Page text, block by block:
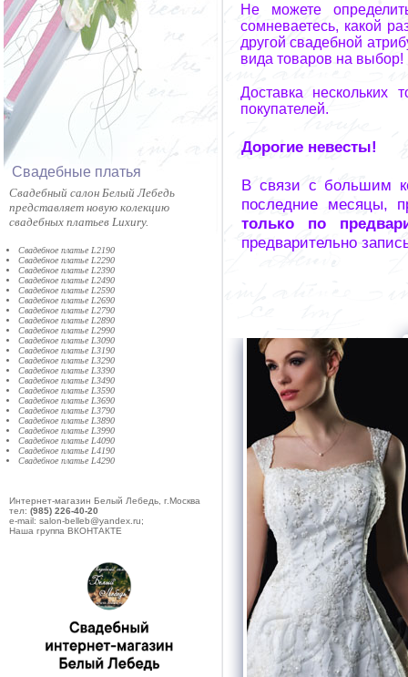
Cвадебные платья
Cвадебный салон Белый Лебедь
представляет новую колекцию
свадебных платьев Luxury.
Свадебное платье L2190
Свадебное платье L2290
Свадебное платье L2390
Свадебное платье L2490
Свадебное платье L2590
Свадебное платье L2690
Свадебное платье L2790
Свадебное платье L2890
Свадебное платье L2990
Свадебное платье L3090
Свадебное платье L3190
Свадебное платье L3290
Свадебное платье L3390
Свадебное платье L3490
Свадебное платье L3590
Свадебное платье L3690
Свадебное платье L3790
Свадебное платье L3890
Свадебное платье L3990
Свадебное платье L4090
Свадебное платье L4190
Свадебное платье L4290
Интернет-магазин Белый Лебедь, г.Москва
тел: (985) 226-40-20
e-mail: salon-belleb@yandex.ru;
Наша группа ВКОНТАКТЕ
Не можете
сомневаетесь, какой
другой свадебной
вида товаров на выбор!
Доставка нескольких
покупателей.
Дорогие невесты!
В связи с большим
последние месяцы,
только по
предварительно